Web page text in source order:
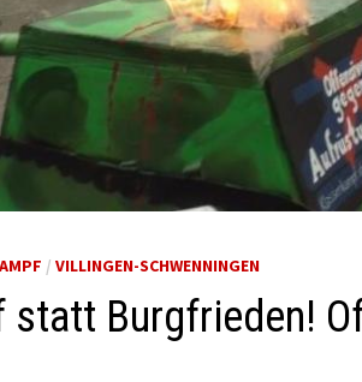
/VILLINGEN-SCHWENNINGEN
statt Burgfrieden!